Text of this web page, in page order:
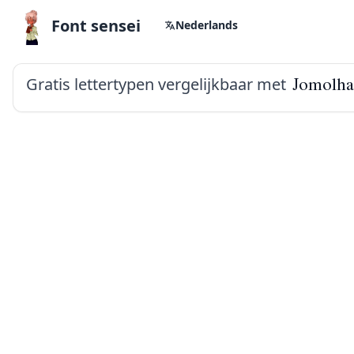
Font sensei Nederlands
Gratis lettertypen vergelijkbaar met